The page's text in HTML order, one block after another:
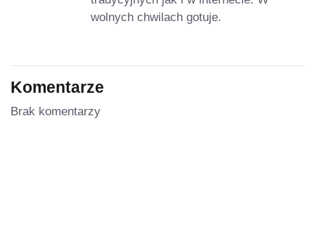
wolnych chwilach gotuje.
Komentarze
Brak komentarzy